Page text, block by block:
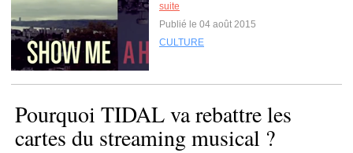
suite
Publié le 04 août 2015
CULTURE
Pourquoi TIDAL va rebattre les
cartes du streaming musical ?